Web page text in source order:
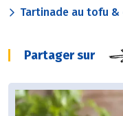
Tartinade au tofu &
Partager sur